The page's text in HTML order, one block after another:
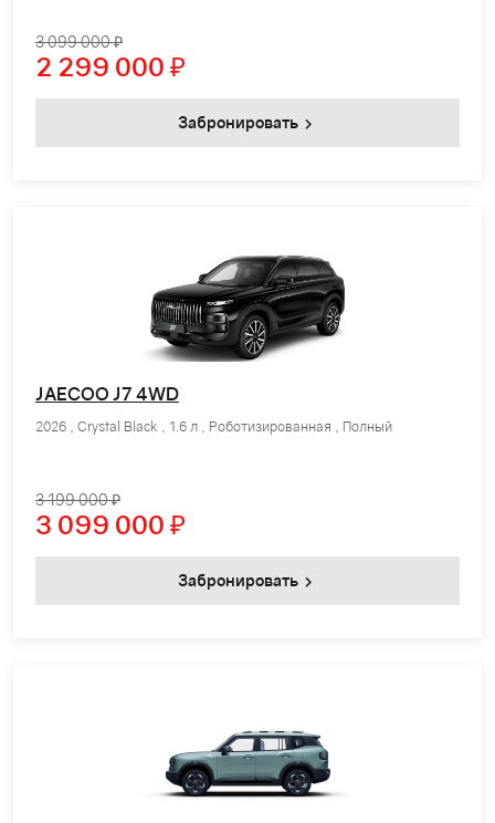
3 099 000 ₽
2 299 000 ₽
Забронировать
JAECOO J7 4WD
2026 , Crystal Black , 1.6 л , Роботизированная , Полный
3 199 000 ₽
3 099 000 ₽
Забронировать